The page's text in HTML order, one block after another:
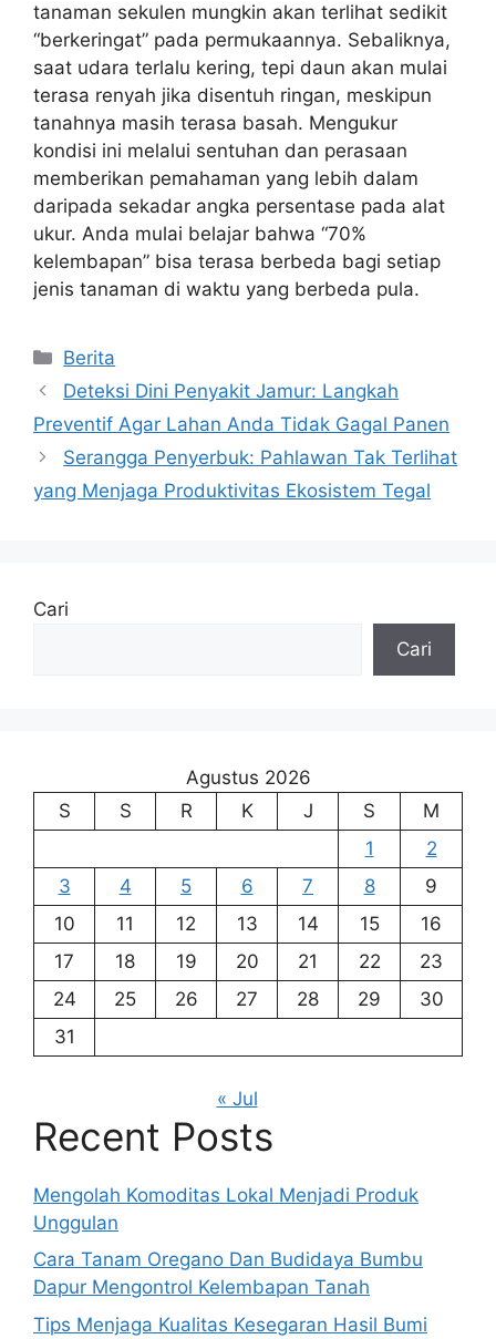
tanaman sekulen mungkin akan terlihat sedikit
“berkeringat” pada permukaannya. Sebaliknya,
saat udara terlalu kering, tepi daun akan mulai
terasa renyah jika disentuh ringan, meskipun
tanahnya masih terasa basah. Mengukur
kondisi ini melalui sentuhan dan perasaan
memberikan pemahaman yang lebih dalam
daripada sekadar angka persentase pada alat
ukur. Anda mulai belajar bahwa “70%
kelembapan” bisa terasa berbeda bagi setiap
jenis tanaman di waktu yang berbeda pula.
Kategori
Berita
Deteksi Dini Penyakit Jamur: Langkah
Preventif Agar Lahan Anda Tidak Gagal Panen
Serangga Penyerbuk: Pahlawan Tak Terlihat
yang Menjaga Produktivitas Ekosistem Tegal
Cari
Cari
Agustus 2026
S
S R K J S
M
1
2
3
4 5 6 7 8
9
10
11 12 13 14 15
16
17
18 19 20 21 22
23
24
25 26 27 28 29
30
31
« Jul
Recent Posts
Mengolah Komoditas Lokal Menjadi Produk
Unggulan
Cara Tanam Oregano Dan Budidaya Bumbu
Dapur Mengontrol Kelembapan Tanah
Tips Menjaga Kualitas Kesegaran Hasil Bumi